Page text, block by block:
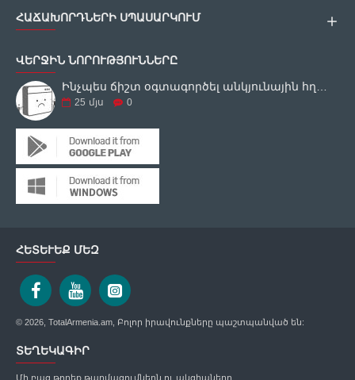
ՀԱՃԱԽՈՐԴՆԵՐԻ ՍՊԱՍԱՐԿՈՒՄ
ՎԵՐՋԻՆ ՆՈՐՈՒԹՅՈՒՆՆԵՐԸ
25 մյս 0
ՀԵՏԵՒԵՔ ՄԵԶ
© 2026, TotalArmenia.am, Բոլոր իրավունքները պաշտպանված են:
ՏԵՂԵԿԱԳԻՐ
Մի բաց թողեք թարմացումներն ու ակցիաները